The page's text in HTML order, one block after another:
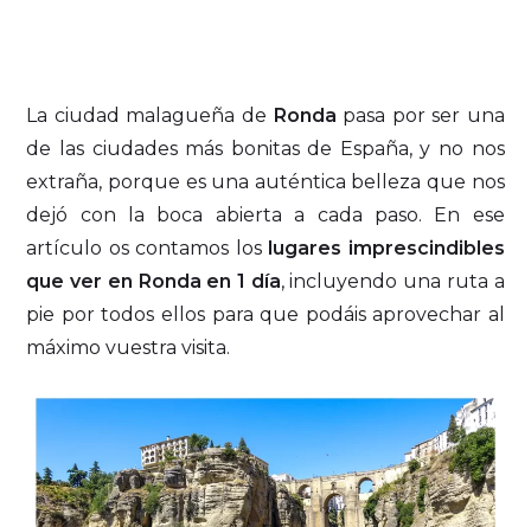
La ciudad malagueña de Ronda pasa por ser una
de las ciudades más bonitas de España, y no nos
extraña, porque es una auténtica belleza que nos
dejó con la boca abierta a cada paso. En ese
artículo os contamos los lugares imprescindibles
que ver en Ronda en 1 día, incluyendo una ruta a
pie por todos ellos para que podáis aprovechar al
máximo vuestra visita.